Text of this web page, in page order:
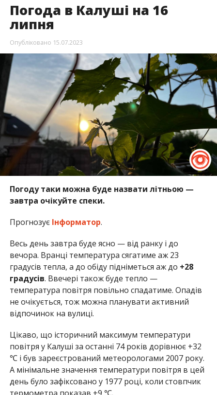
Погода в Калуші на 16
липня
Опубліковано 15.07.2023
Погоду таки можна буде назвати літньою —
завтра очікуйте спеки.
Прогнозує Інформатор.
Весь день завтра буде ясно — від ранку і до
вечора. Вранці температура сягатиме аж 23
градусів тепла, а до обіду підніметься аж до +28
градусів. Ввечері також буде тепло —
температура повітря повільно спадатиме. Опадів
не очікується, тож можна планувати активний
відпочинок на вулиці.
Цікаво, що історичний максимум температури
повітря у Калуші за останні 74 років дорівнює +32
℃ і був зареєстрований метеорологами 2007 року.
А мінімальне значення температури повітря в цей
день було зафіксовано у 1977 році, коли стовпчик